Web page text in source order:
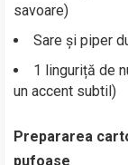
savoare)
Sare și piper
1 linguriță de
un accent subtil)
Prepararea
pufoase